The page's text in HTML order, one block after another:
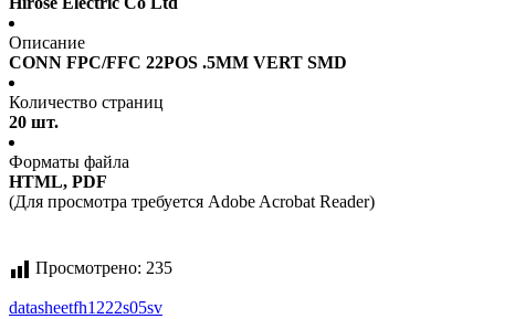
Описание
CONN FPC/FFC 22POS .5MM VERT SMD
Количество страниц
20 шт.
Форматы файла
HTML, PDF
(Для просмотра требуется Adobe Acrobat Reader)
Просмотрено: 235
datasheetfh1222s05sv